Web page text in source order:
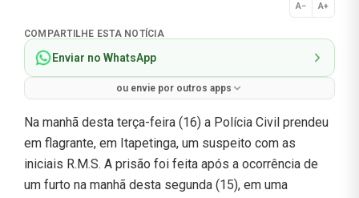
A− A+
Normal
COMPARTILHE ESTA NOTÍCIA
Enviar no WhatsApp
ou envie por outros apps
Na manhã desta terça-feira (16) a Polícia Civil prendeu
em flagrante, em Itapetinga, um suspeito com as
iniciais R.M.S. A prisão foi feita após a ocorrência de
um furto na manhã desta segunda (15), em uma